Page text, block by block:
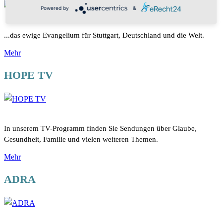
...das ewige Evangelium für Stuttgart, Deutschland und die Welt.
Mehr
HOPE TV
In unserem TV-Programm finden Sie Sendungen über Glaube,
Gesundheit, Familie und vielen weiteren Themen.
Mehr
ADRA
Powered by &